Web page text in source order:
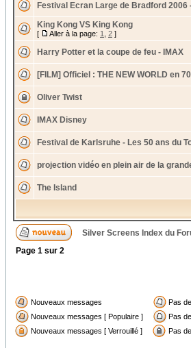
Festival Ecran Large de Bradford 2006
King Kong VS King Kong
[ Aller à la page: 1 2 ]
Harry Potter et la coupe de feu - IMAX
[FILM] Officiel : THE NEW WORLD en
Oliver Twist
IMAX Disney
Festival de Karlsruhe - Les 50 ans du
projection vidéo en plein air de la
The Island
Silver Screens Index du
Page 1 sur 2
Nouveaux messages
Pas
Nouveaux messages [ Populaire ]
Pas
Nouveaux messages [ Verrouillé ]
Pas